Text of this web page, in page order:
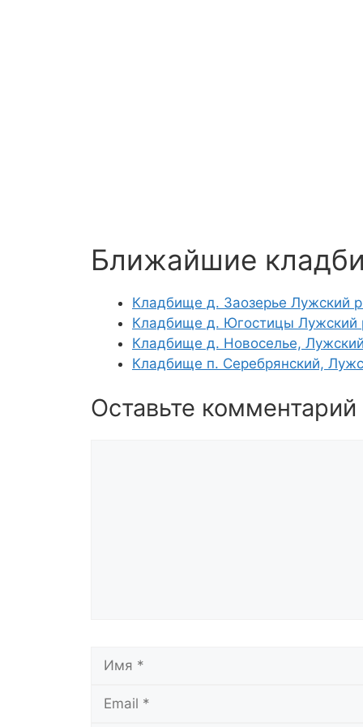
Ближайшие
Кладбище д. Заозерье Лужский
Кладбище д. Югостицы Лужский
Кладбище д. Новоселье,
Кладбище п. Серебрянский,
Оставьте комментарий